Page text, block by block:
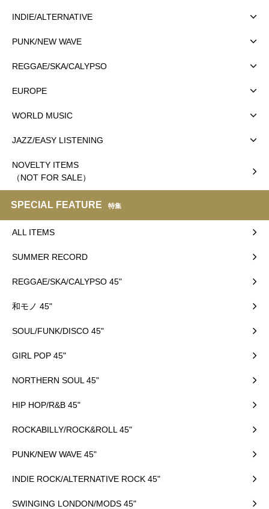
INDIE/ALTERNATIVE
PUNK/NEW WAVE
REGGAE/SKA/CALYPSO
EUROPE
WORLD MUSIC
JAZZ/EASY LISTENING
NOVELTY ITEMS
（NOT FOR SALE）
SPECIAL FEATURE 特集
ALL ITEMS
SUMMER RECORD
REGGAE/SKA/CALYPSO 45"
和モノ 45"
SOUL/FUNK/DISCO 45"
GIRL POP 45"
NORTHERN SOUL 45"
HIP HOP/R&B 45"
ROCKABILLY/ROCK&ROLL 45"
PUNK/NEW WAVE 45"
INDIE ROCK/ALTERNATIVE ROCK 45"
SWINGING LONDON/MODS 45"